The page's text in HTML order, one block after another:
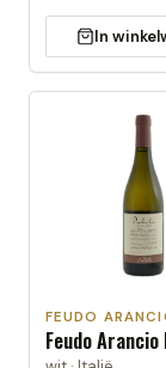
In
FEUDO
Feudo Arancio